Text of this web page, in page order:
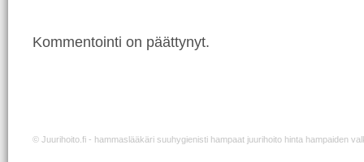
Kommentointi on päättynyt.
© Juurihoito.fi - hammaslääkäri suuhygienisti hampaat juurihoito hinta hampaiden